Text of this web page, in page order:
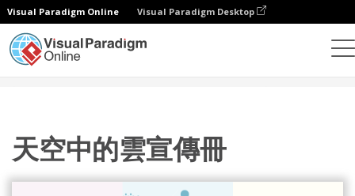
Visual Paradigm Online Visual Paradigm Desktop
天空中的雲宣傳冊